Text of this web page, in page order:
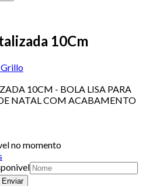
10Cm
Grillo
10CM - BOLA LISA PARA
NATAL COM ACABAMENTO
no momento
Enviar